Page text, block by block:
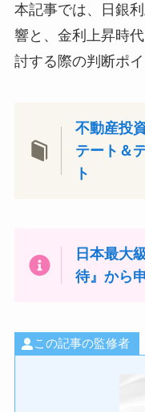
本記事では、日銀
響と、金利上昇時
討する際の判断ポ
不動産投
テート＆
ト
日本最大
待』から
この記事の監修者